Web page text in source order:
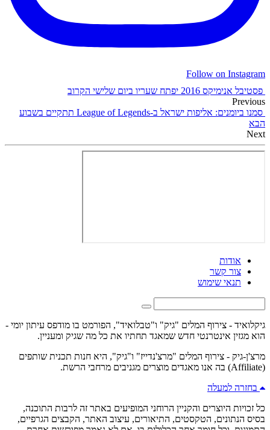
Follow on Instagram
פסטיבל אנימיקס 2016 יפתח שעריו ביום שלישי הקרוב
Previous
סמנו ביומנים: אליפות ישראל ב-League of Legends תתקיים בשבוע
הבא
Next
אודות
צור קשר
תנאי שימוש
גיקלואיד - צירוף המלים "גיק" ו"טבלואיד", הפורמט בו מודפס עיתון יומי -
הוא מגזין אינטרנטי חדש שמאגד תחתיו את כל מה שגיק ומעניין.
מרצ'ן-גיק - צירוף המלים "מרצ'נדייז" ו"גיק", היא חנות תכנית שותפים
(Affiliate) בה אנו מאגדים מוצרים מגניבים מרחבי הרשת.
בחזרה למעלה
כל זכויות היוצרים והקניין הרוחני המופיעים באתר זה לרבות התוכנה,
בסיס הנתונים, הטקסטים, התיאורים, עיצוב האתר, הקבצים הגרפיים,